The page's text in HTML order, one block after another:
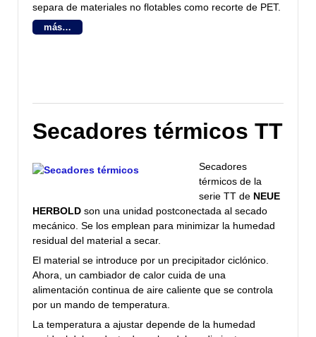
separa de materiales no flotables como recorte de PET.
más…
Secadores térmicos TT
Secadores
térmicos de la
serie TT de NEUE
HERBOLD son una unidad postconectada al secado
mecánico. Se los emplean para minimizar la humedad
residual del material a secar.
El material se introduce por un precipitador ciclónico.
Ahora, un cambiador de calor cuida de una
alimentación continua de aire caliente que se controla
por un mando de temperatura.
La temperatura a ajustar depende de la humedad